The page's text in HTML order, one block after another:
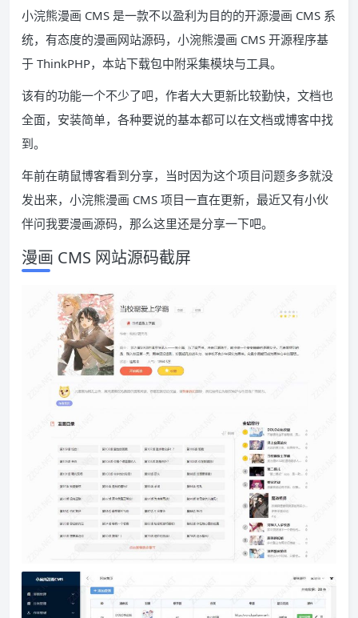
小浣熊漫画 CMS 是一款不以盈利为目的的开源漫画 CMS 系
统，有态度的漫画网站源码，小涴熊漫画 CMS 开源程序基
于 ThinkPHP，本站下载包中附采集模块与工具。
该有的功能一个不少了吧，作者大大更新比较勤快，文档也
全面，安装简单，各种要说的基本都可以在文档或博客中找
到。
年前在萌鼠博客看到分享，当时因为这个项目问题多多就没
发出来，小浣熊漫画 CMS 项目一直在更新，最近又有小伙
伴问我要漫画源码，那么这里还是分享一下吧。
漫画 CMS 网站源码截屏